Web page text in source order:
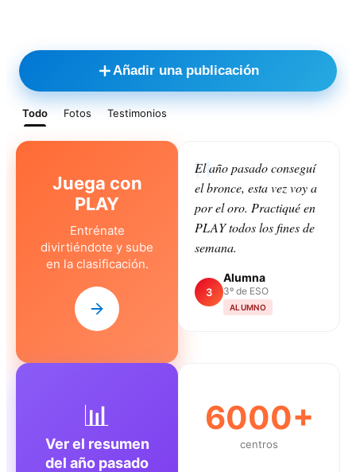
Añadir una publicación
Todo Fotos Testimonios
Juega con
PLAY
Entrénate
divirtiéndote y sube
en la clasificación.
El año pasado conseguí
el bronce, esta vez voy a
por el oro. Practiqué en
PLAY todos los fines de
semana.
3
Alumna
3º de ESO
ALUMNO
📊
Ver el resumen
del año pasado
6000+
centros